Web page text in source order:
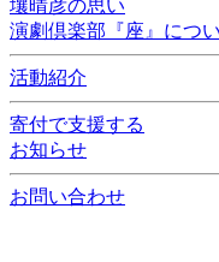
壤晴彦の思い
演劇倶楽部『座』につ
活動紹介
寄付で支援する
お知らせ
お問い合わせ